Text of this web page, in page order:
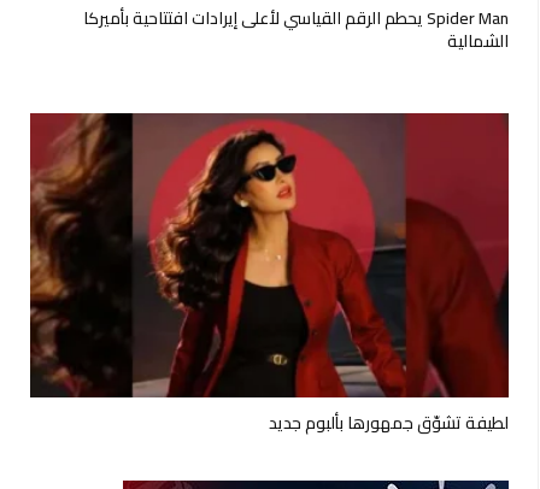
Spider Man يحطم الرقم القياسي لأعلى إيرادات افتتاحية بأميركا
الشمالية
لطيفة تشوّق جمهورها بألبوم جديد